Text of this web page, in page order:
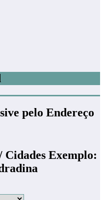
pelo Endereço
Cidades Exemplo: